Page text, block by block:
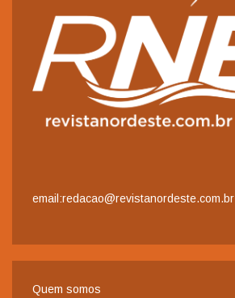
email:redacao@revistanordeste.com.br
Quem somos